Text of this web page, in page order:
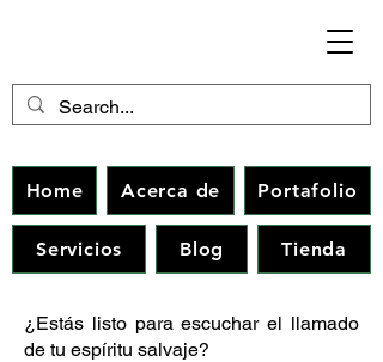
Home Acerca de Portafolio
Servicios Blog Tienda
¿Estás listo para escuchar el llamado
de tu espíritu salvaje?